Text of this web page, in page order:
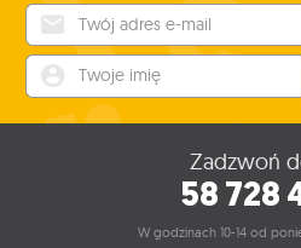
Zadzwoń
58 728
W godzinach 10-14 od